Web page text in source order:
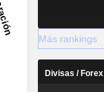
Más rankings
Divisas / Forex